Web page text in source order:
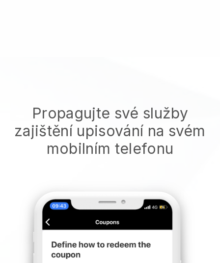
Propagujte své služby
zajištění upisování na svém
mobilním telefonu